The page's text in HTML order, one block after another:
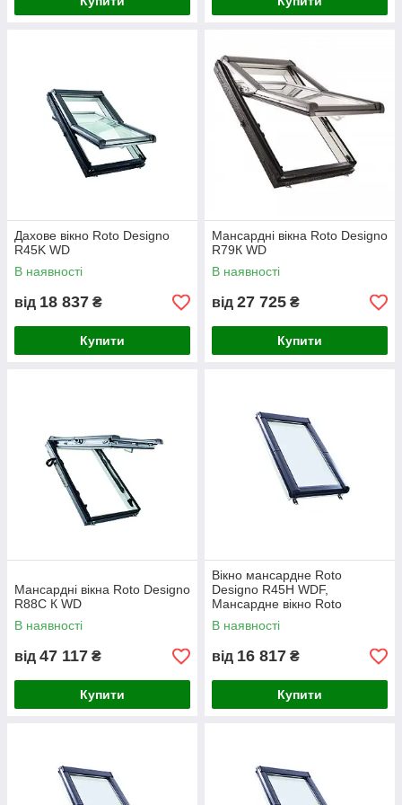
звернути увагу на продукцію компанії Roto — вікна
вам конфігураціях і розмірах. Завдяки широкому асортименту
моделей ви обов'язково підберете ідеальний варіант як за
ціною, так і характеристиками!
Саме тому рекомендуємо скористатися нашим
пропонуванням прямо зараз!
Дахове вікно Roto Designo
R45K WD
В наявності
від 18 837 ₴
Купити
Мансардні вікна Roto Designo
R79К WD
В наявності
від 27 725 ₴
Купити
Мансардні вікна Roto Designo
R88С К WD
В наявності
від 47 117 ₴
Купити
Вікно мансардне Roto
Designo R45H WDF,
Мансардне вікно Roto
Designo R45H WDF 54х98
В наявності
від 16 817 ₴
Купити